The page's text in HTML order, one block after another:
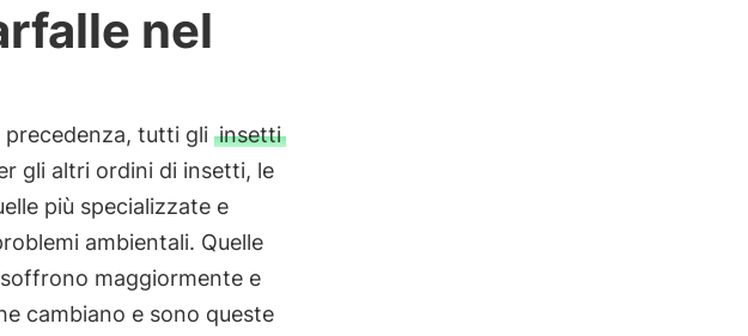
nel
tutti gli insetti
gli altri ordini di insetti, le
più specializzate e
ambientali. Quelle
maggiormente e
cambiano e sono queste